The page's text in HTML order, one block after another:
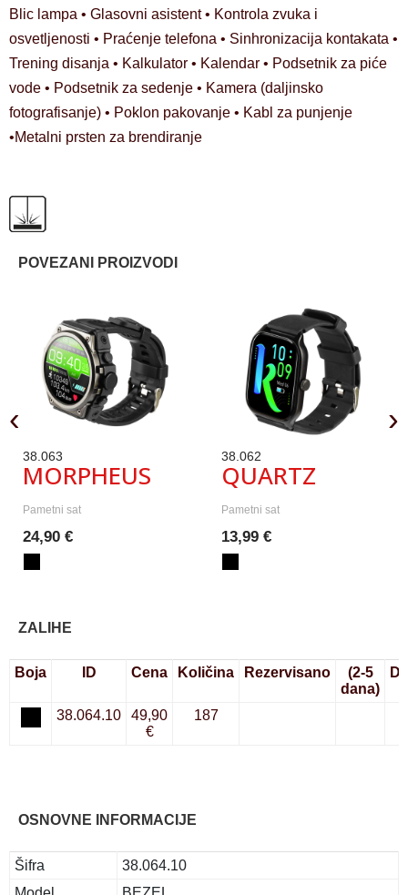
Blic lampa • Glasovni asistent • Kontrola zvuka i
osvetljenosti • Praćenje telefona • Sinhronizacija kontakata •
Trening disanja • Kalkulator • Kalendar • Podsetnik za piće
vode • Podsetnik za sedenje • Kamera (daljinsko
fotografisanje) • Poklon pakovanje • Kabl za punjenje
•Metalni prsten za brendiranje
POVEZANI PROIZVODI
38.063
MORPHEUS
Pametni sat
24,90 €
38.062
QUARTZ
Pametni sat
13,99 €
‹ ›
ZALIHE
Boja ID Cena Količina Rezervisano
(2-5
dana)
38.064.10
49,90
€
187
OSNOVNE INFORMACIJE
Šifra
38.064.10